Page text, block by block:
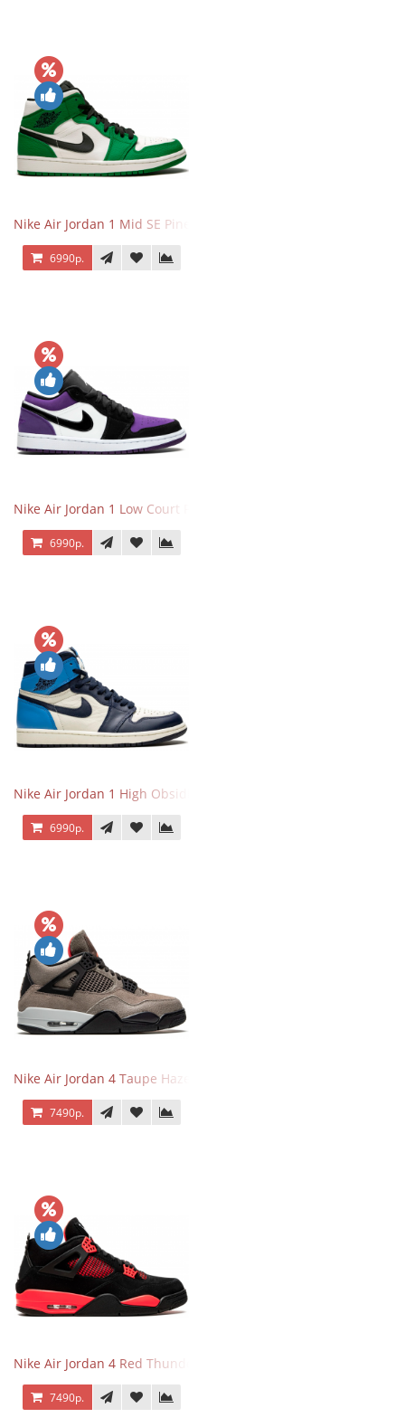
Nike Air Jordan 1 Mid SE Pine Green
6990р.
Nike Air Jordan 1 Low Court Purple
6990р.
Nike Air Jordan 1 High Obsidian University Blue
6990р.
Nike Air Jordan 4 Taupe Haze
7490р.
Nike Air Jordan 4 Red Thunder
7490р.